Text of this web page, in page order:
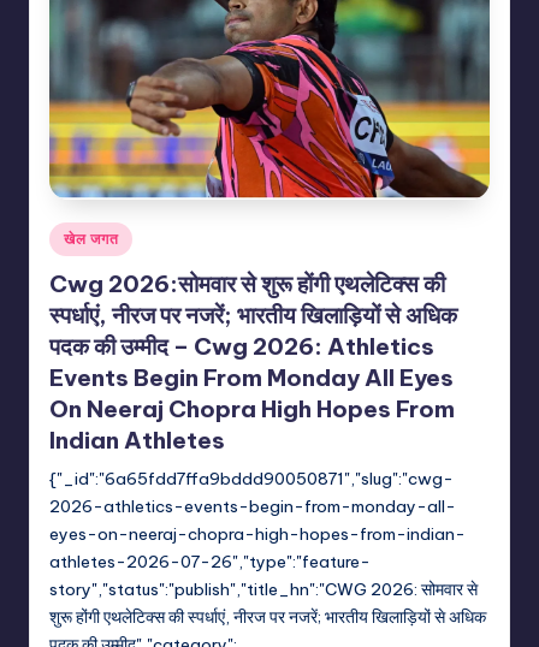
Posted
in
खेल जगत
Cwg 2026:सोमवार से शुरू होंगी एथलेटिक्स की
स्पर्धाएं, नीरज पर नजरें; भारतीय खिलाड़ियों से अधिक
पदक की उम्मीद – Cwg 2026: Athletics
Events Begin From Monday All Eyes
On Neeraj Chopra High Hopes From
Indian Athletes
{"_id":"6a65fdd7ffa9bddd90050871","slug":"cwg-
2026-athletics-events-begin-from-monday-all-
eyes-on-neeraj-chopra-high-hopes-from-indian-
athletes-2026-07-26","type":"feature-
story","status":"publish","title_hn":"CWG 2026: सोमवार से
शुरू होंगी एथलेटिक्स की स्पर्धाएं, नीरज पर नजरें; भारतीय खिलाड़ियों से अधिक